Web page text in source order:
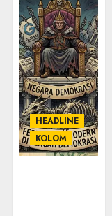
HEADLINE
KOLOM